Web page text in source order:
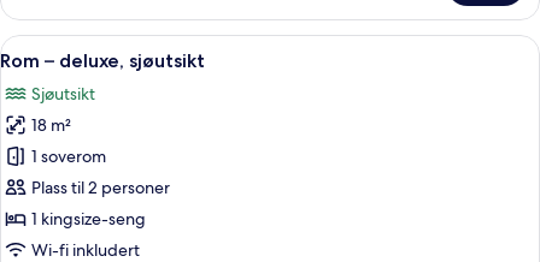
–
junior,
terrasse,
Åpne
alle
bildene
av
Rom
–
deluxe,
sjøutsikt
Rom – deluxe, sjøutsikt | 1 soverom,
9
Rom – deluxe, sjøutsikt
Sjøutsikt
18 m²
1 soverom
Plass til 2 personer
1 kingsize-seng
Wi-fi inkludert